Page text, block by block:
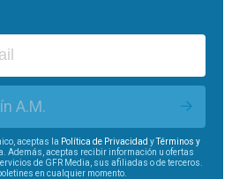
A.M.
aceptas la Política de Privacidad yTérminos y
Además, aceptas recibir información u ofertas
de GFR Media, sus afiliadas o de terceros.
en cualquier momento.